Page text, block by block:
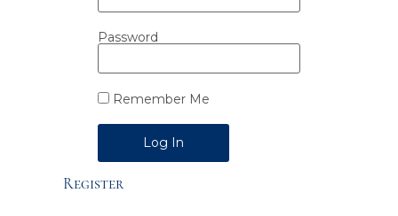
Password
Remember Me
Alternative:
Register